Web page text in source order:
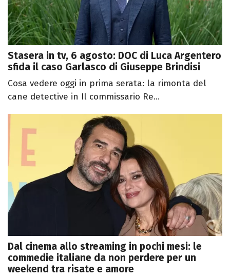
Stasera in tv, 6 agosto: DOC di Luca Argentero
sfida il caso Garlasco di Giuseppe Brindisi
Cosa vedere oggi in prima serata: la rimonta del
cane detective in Il commissario Re...
Dal cinema allo streaming in pochi mesi: le
commedie italiane da non perdere per un
weekend tra risate e amore